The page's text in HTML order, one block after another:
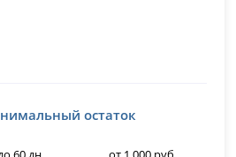
остаток